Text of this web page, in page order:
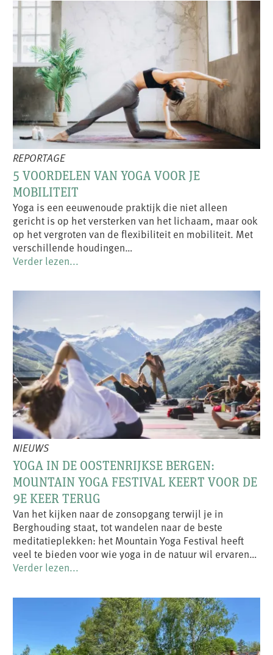
REPORTAGE
5 VOORDELEN VAN YOGA VOOR JE
MOBILITEIT
Yoga is een eeuwenoude praktijk die niet alleen
gericht is op het versterken van het lichaam, maar ook
op het vergroten van de flexibiliteit en mobiliteit. Met
verschillende houdingen…
Verder lezen...
NIEUWS
YOGA IN DE OOSTENRIJKSE BERGEN:
MOUNTAIN YOGA FESTIVAL KEERT VOOR DE
9E KEER TERUG
Van het kijken naar de zonsopgang terwijl je in
Berghouding staat, tot wandelen naar de beste
meditatieplekken: het Mountain Yoga Festival heeft
veel te bieden voor wie yoga in de natuur wil ervaren…
Verder lezen...